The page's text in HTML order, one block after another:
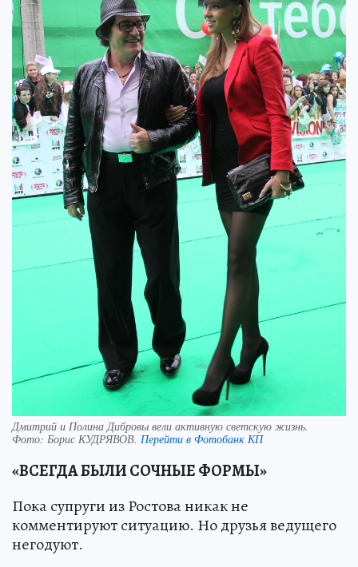
Дмитрий и Полина Дибровы вели активную светскую жизнь.
Фото: Борис КУДРЯВОВ. Перейти в Фотобанк КП
«ВСЕГДА БЫЛИ СОЧНЫЕ ФОРМЫ»
Пока супруги из Ростова никак не
комментируют ситуацию. Но друзья ведущего
негодуют.